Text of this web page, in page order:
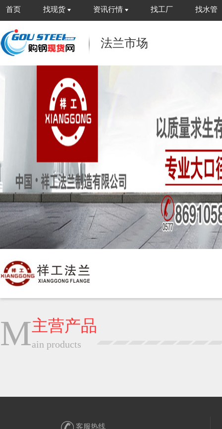
首页 找现货 资讯行情 找工厂 找水管
法兰市场
M主营产品
ain products
客服热线